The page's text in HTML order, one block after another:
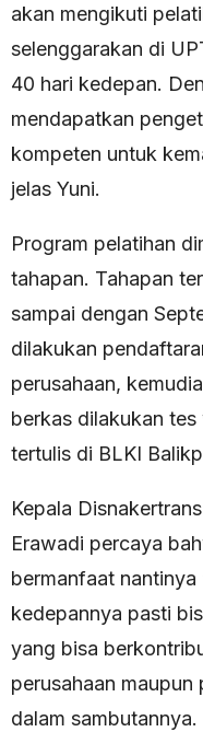
akan mengikuti
selenggarakan di
40 hari kedepan.
mendapatkan
kompeten untuk
jelas Yuni.
Program pelatihan
tahapan. Tahapan
sampai dengan
dilakukan
perusahaan,
berkas dilakukan
tertulis di BLKI
Kepala
Erawadi percaya
bermanfaat nantinya
kedepannya pasti
yang bisa
perusahaan maupun
dalam sambutannya.